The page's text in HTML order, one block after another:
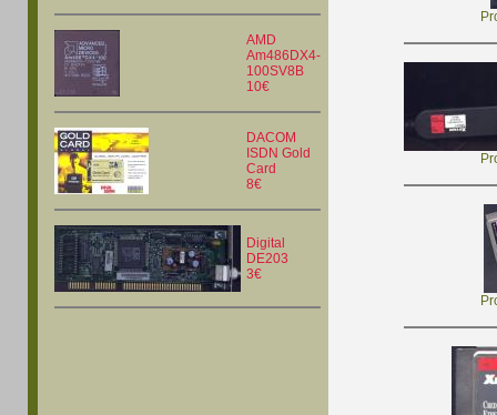
AMD
Am486DX4-
100SV8B
10€
DACOM
ISDN Gold
Card
8€
Digital
DE203
3€